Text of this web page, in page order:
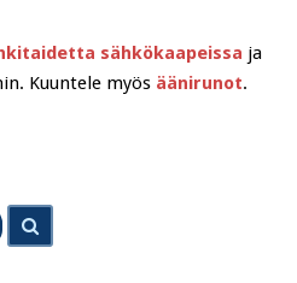
sähkökaapeissa ja
Kuuntele myös äänirunot.